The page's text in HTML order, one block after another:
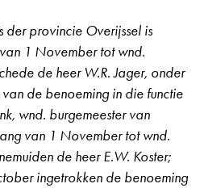
der provincie Overijssel is
1 November tot wnd.
de heer W.R. Jager, onder
de benoeming in die functie
wnd. burgemeester van
van 1 November tot wnd.
de heer E.W. Koster;
ingetrokken de benoeming